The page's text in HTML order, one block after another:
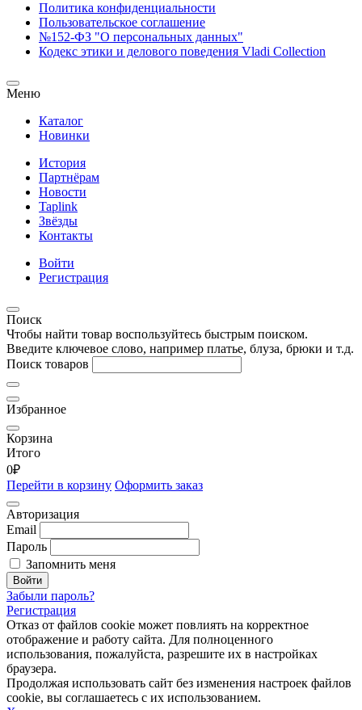
Политика конфиденциальности
Пользовательское соглашение
№152-ФЗ "О персональных данных"
Кодекс этики и делового поведения Vladi Collection
Меню
Каталог
Новинки
История
Партнёрам
Новости
Taplink
Звёзды
Контакты
Войти
Регистрация
Поиск
Чтобы найти товар воспользуйтесь быстрым поиском.
Введите ключевое слово, например платье, блуза, брюки и т.д.
Поиск товаров
Избранное
Корзина
Итого
0₽
Перейти в корзину Оформить заказ
Авторизация
Email
Пароль
Запомнить меня
Войти
Забыли пароль?
Регистрация
Отказ от файлов cookie может повлиять на корректное
отображение и работу сайта. Для полноценного
использования, пожалуйста, разрешите их в настройках
браузера.
Продолжая использовать сайт без изменения настроек файлов
cookie, вы соглашаетесь с их использованием.